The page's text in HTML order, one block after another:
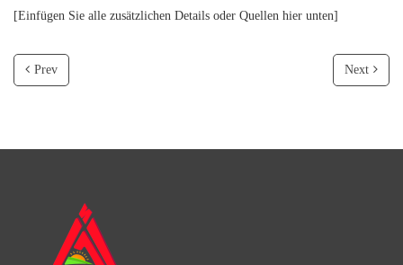
[Einfügen Sie alle zusätzlichen Details oder Quellen hier unten]
Prev Next